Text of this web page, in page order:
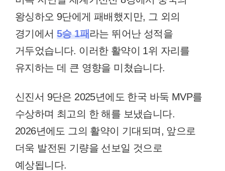
왕싱하오 9단에게 패배했지만, 그 외의
경기에서 5승 1패라는 뛰어난 성적을
거두었습니다. 이러한 활약이 1위 자리를
유지하는 데 큰 영향을 미쳤습니다.
신진서 9단은 2025년에도 한국 바둑 MVP를
수상하며 최고의 한 해를 보냈습니다.
2026년에도 그의 활약이 기대되며, 앞으로
더욱 발전된 기량을 선보일 것으로
예상됩니다.